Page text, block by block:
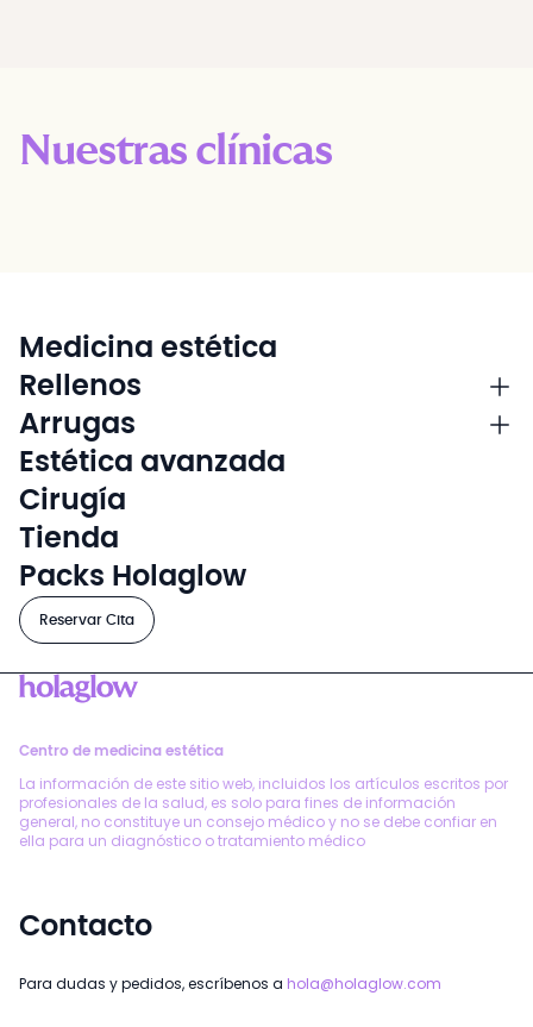
Nuestras clínicas
Centro de medicina estética
La información de este sitio web, incluidos los artículos escritos por
profesionales de la salud, es solo para fines de información
general, no constituye un consejo médico y no se debe confiar en
ella para un diagnóstico o tratamiento médico
Contacto
Para dudas y pedidos, escríbenos a hola@holaglow.com
Medicina estética
Rellenos
Arrugas
Estética avanzada
Cirugía
Tienda
Packs Holaglow
Reservar Cita